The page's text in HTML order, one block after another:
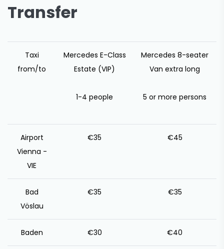
Transfer
Taxi
from/to
Mercedes E-Class
Estate (VIP)
1-4 people
Mercedes 8-seater
Van extra long
5 or more persons
Airport
Vienna -
VIE
€35 €45
Bad
Vöslau
€35 €35
Baden €30 €40